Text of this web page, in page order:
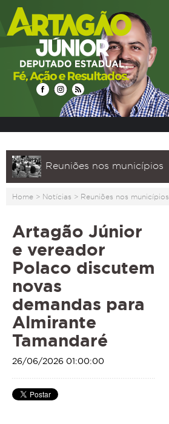
Reuniões nos municípios
Home > Notícias > Reuniões nos municípios
Artagão Júnior
e vereador
Polaco discutem
novas
demandas para
Almirante
Tamandaré
26/06/2026 01:00:00